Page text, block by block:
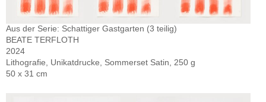
Aus der Serie: Schattiger Gastgarten (3 teilig)
BEATE TERFLOTH
2024
Lithografie, Unikatdrucke, Sommerset Satin, 250 g
50 x 31 cm